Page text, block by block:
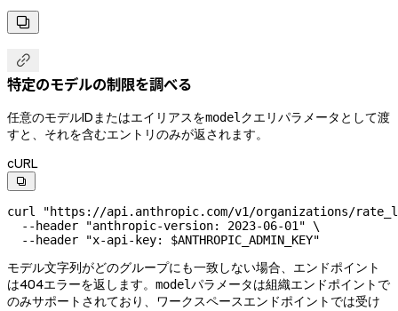


特定のモデルの制限を調べる
任意のモデルIDまたはエイリアスをmodel クエリパラメータとして渡
すと、それを含むエントリのみが返されます。
cURL

curl
"https://api.anthropic.com/v1/organizations/
  --header
"anthropic-version: 2023-06-01" \
  --header
"x-api-key: $ANTHROPIC_ADMIN_KEY"
モデル文字列がどのグループにも一致しない場合、エンドポイント
は404エラーを返します。 modelパラメータは組織エンドポイントで
のみサポートされており、ワークスペースエンドポイントでは受け